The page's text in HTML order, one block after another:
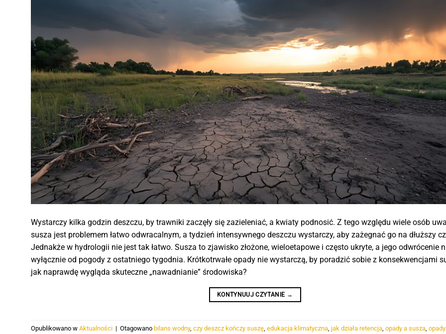
Wystarczy kilka godzin deszczu, by trawniki zaczęły się zazieleniać, a kwiaty podnosić. Z tego względu wiele osób
susza jest problemem łatwo odwracalnym, a tydzień intensywnego deszczu wystarczy, aby zażegnać go na dłuższy
Jednakże w hydrologii nie jest tak łatwo. Susza to zjawisko złożone, wieloetapowe i często ukryte, a jego odwrócenie
wyłącznie od pogody z ostatniego tygodnia. Krótkotrwałe opady nie wystarczą, by poradzić sobie z konsekwencjami
jak naprawdę wygląda skuteczne „nawadnianie” środowiska?
KONTYNUUJ CZYTANIE →
Opublikowano w Aktualności | Otagowano bilans wodny, czy deszcz kończy suszę, edukacja klimatyczna, jak działa retencja, opady a susza, opady